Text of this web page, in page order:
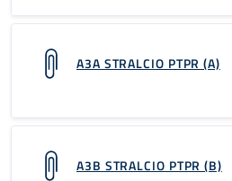
A3A STRALCIO PTPR (A)
A3B STRALCIO PTPR (B)